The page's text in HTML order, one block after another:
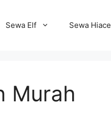
Sewa Elf Sewa Hiace
Murah